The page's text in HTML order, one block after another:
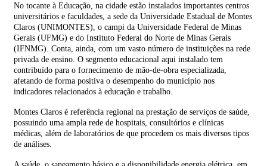
No tocante à Educação, na cidade estão instalados importantes centros
universitários e faculdades, a sede da Universidade Estadual de Montes
Claros (UNIMONTES), o campi da Universidade Federal de Minas
Gerais (UFMG) e do Instituto Federal do Norte de Minas Gerais
(IFNMG). Conta, ainda, com um vasto número de instituições na rede
privada de ensino. O segmento educacional aqui instalado tem
contribuído para o fornecimento de mão-de-obra especializada,
afetando de forma positiva o desempenho do município nos
indicadores relacionados à educação e trabalho.
Montes Claros é referência regional na prestação de serviços de saúde,
possuindo uma ampla rede de hospitais, consultórios e clínicas
médicas, além de laboratórios de que procedem os mais diversos tipos
de análises.